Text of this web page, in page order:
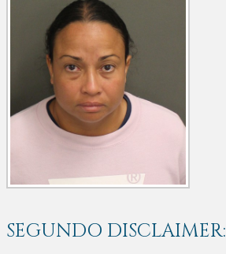
SEGUNDO DISCLAIMER: